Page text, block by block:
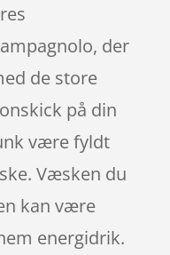
der
de store
på din
være fyldt
Væsken du
kan være
energidrik.